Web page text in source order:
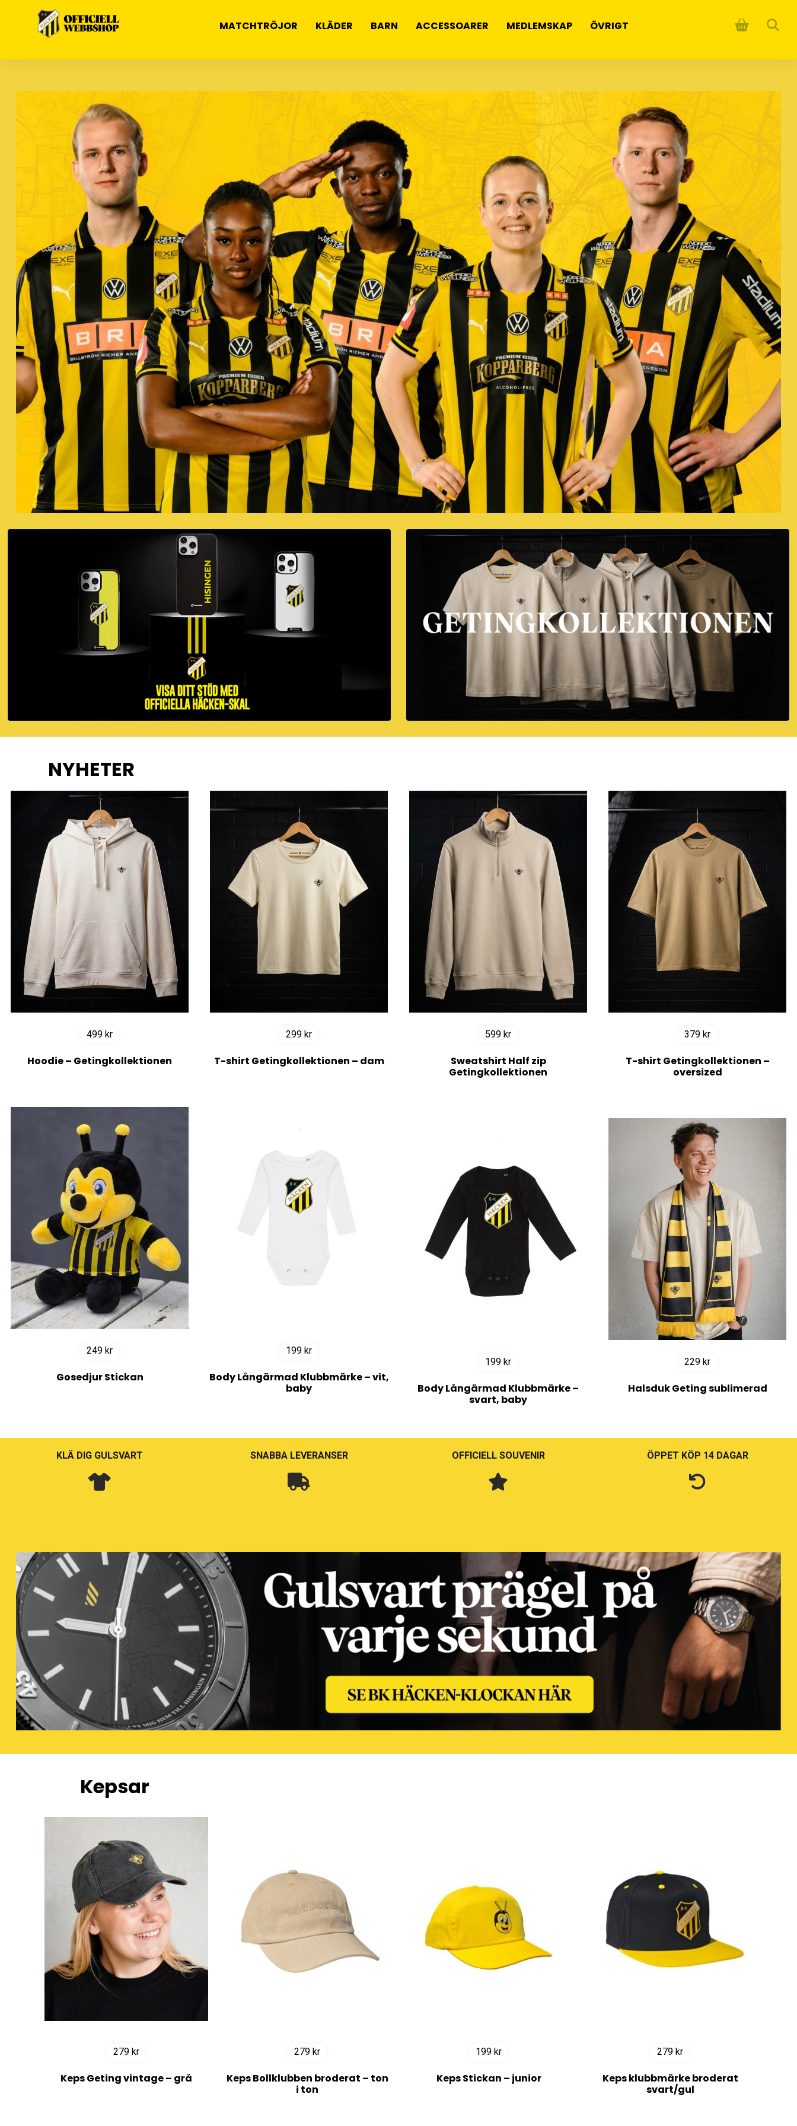
MATCHTRÖJOR KLÄDER BARN ACCESSOARER MEDLEMSKAP ÖVRIGT
NYHETER
499 kr
Hoodie – Getingkollektionen
299 kr
T-shirt Getingkollektionen – dam
599 kr
Sweatshirt Half zip
Getingkollektionen
379 kr
T-shirt Getingkollektionen –
oversized
249 kr
Gosedjur Stickan
199 kr
Body Långärmad Klubbmärke – vit,
baby
199 kr
Body Långärmad Klubbmärke –
svart, baby
229 kr
Halsduk Geting sublimerad
KLÄ DIG GULSVART SNABBA LEVERANSER OFFICIELL SOUVENIR ÖPPET KÖP 14 DAGAR
Kepsar
279 kr
Keps Geting vintage – grå
279 kr
Keps Bollklubben broderat – ton
i ton
199 kr
Keps Stickan – junior
279 kr
Keps klubbmärke broderat
svart/gul